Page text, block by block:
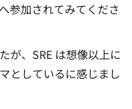
参加されてみてくださ
が、SRE は想像以上に
としているに感じまし